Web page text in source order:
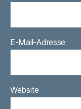
E-Mail-Adresse
Website